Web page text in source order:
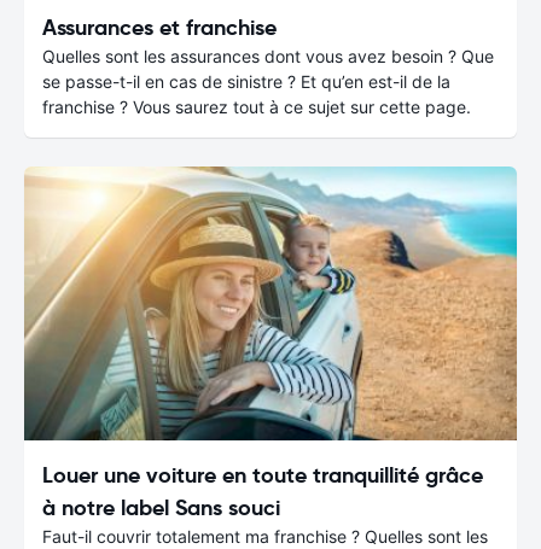
Assurances et franchise
Quelles sont les assurances dont vous avez besoin ? Que
se passe-t-il en cas de sinistre ? Et qu’en est-il de la
franchise ? Vous saurez tout à ce sujet sur cette page.
Louer une voiture en toute tranquillité grâce
à notre label Sans souci
Faut-il couvrir totalement ma franchise ? Quelles sont les